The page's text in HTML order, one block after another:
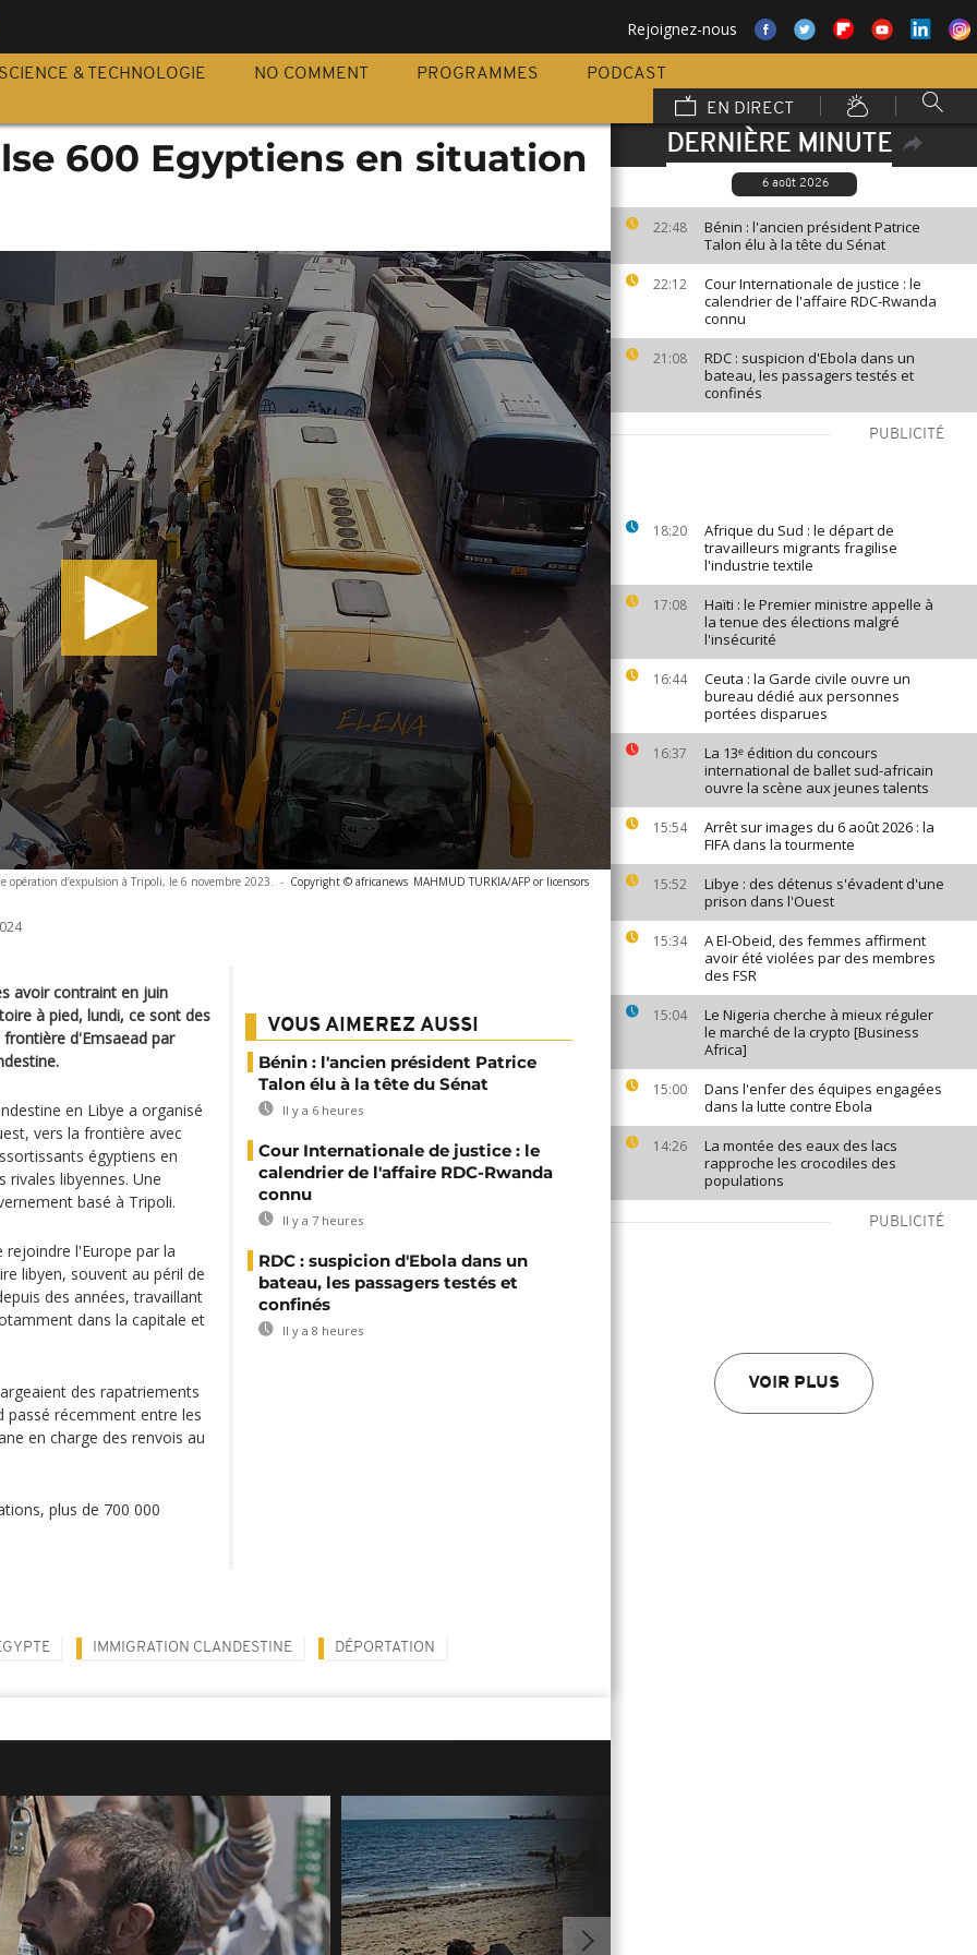
Rejoignez-nous
SCIENCE & TECHNOLOGIE NO COMMENT PROGRAMMES
PODCAST
EN DIRECT
DERNIÈRE MINUTE
6 août 2026
22:48
Bénin : l'ancien président Patrice
Talon élu à la tête du Sénat
22:12
Cour Internationale de justice : le
calendrier de l'affaire RDC-Rwanda
connu
21:08
RDC : suspicion d'Ebola dans un
bateau, les passagers testés et
confinés
PUBLICITÉ
18:20
Afrique du Sud : le départ de
travailleurs migrants fragilise
l'industrie textile
17:08
Haïti : le Premier ministre appelle à
la tenue des élections malgré
l'insécurité
16:44
Ceuta : la Garde civile ouvre un
bureau dédié aux personnes
portées disparues
16:37
La 13ᵉ édition du concours
international de ballet sud-africain
ouvre la scène aux jeunes talents
15:54
Arrêt sur images du 6 août 2026 : la
FIFA dans la tourmente
15:52
Libye : des détenus s'évadent d'une
prison dans l'Ouest
15:34
A El-Obeid, des femmes affirment
avoir été violées par des membres
des FSR
15:04
Le Nigeria cherche à mieux réguler
le marché de la crypto [Business
Africa]
15:00
Dans l'enfer des équipes engagées
dans la lutte contre Ebola
14:26
La montée des eaux des lacs
rapproche les crocodiles des
populations
PUBLICITÉ
VOIR PLUS
600 Egyptiens en situation
opération d’expulsion à Tripoli, le 6 novembre 2023. - Copyright © africanews MAHMUD TURKIA/AFP or licensors
avoir contraint en juin
à pied, lundi, ce sont des
d'Emsaead par
en Libye a organisé
vers la frontière avec
égyptiens en
libyennes. Une
basé à Tripoli.
l'Europe par la
libyen, souvent au péril de
des années, travaillant
dans la capitale et
des rapatriements
passé récemment entre les
en charge des renvois au
plus de 700 000
VOUS AIMEREZ AUSSI
Bénin : l'ancien président Patrice
Talon élu à la tête du Sénat
Il y a 6 heures
Cour Internationale de justice : le
calendrier de l'affaire RDC-Rwanda
connu
Il y a 7 heures
RDC : suspicion d'Ebola dans un
bateau, les passagers testés et
confinés
Il y a 8 heures
IMMIGRATION CLANDESTINE DÉPORTATION